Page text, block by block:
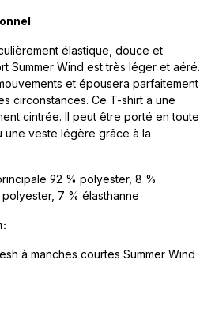
élastique, douce et
Summer Wind est très léger et aéré.
et épousera parfaitement
circonstances. Ce T-shirt a une
cintrée. Il peut être porté en toute
une veste légère grâce à la
92 % polyester, 8 %
7 % élasthanne
à manches courtes Summer Wind